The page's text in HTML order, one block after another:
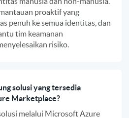
proaktif yang
penuh ke semua identitas, dan
tim keamanan
risiko.
solusi yang tersedia
Marketplace?
melalui Microsoft Azure